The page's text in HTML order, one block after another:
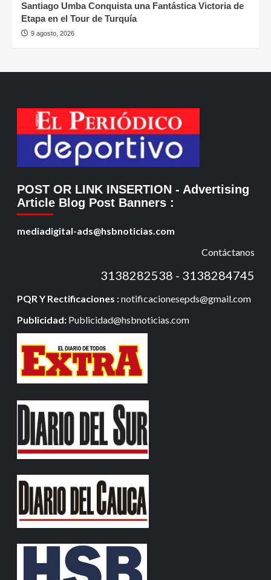
Santiago Umba Conquista una Fantástica Victoria de
Etapa en el Tour de Turquía
9 agosto, 2026
POST OR LINK INSERTION - Advertising
Article Blog Post Banners :
mediadigital-ads@hsbnoticias.com
Contáctanos
3138282538 - 3138284745
PQR Y Rectificaciones :notificacionesepds@gmail.com
Publicidad: Publicidad@hsbnoticias.com